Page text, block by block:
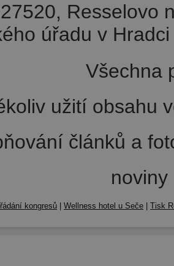
Resselovo
úřadu v
Všechna
užití obsahu
článků a
kongresů Wellness hotel u Seče Tisk